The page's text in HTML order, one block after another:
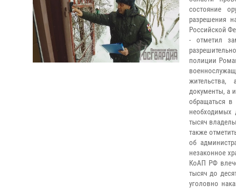
состояние
разрешения
Российской
- отметил
полиции
жительства,
документы, а
обращаться
необходимых
тысяч
также
об
незаконное
КоАП РФ
тысяч до
уголовно